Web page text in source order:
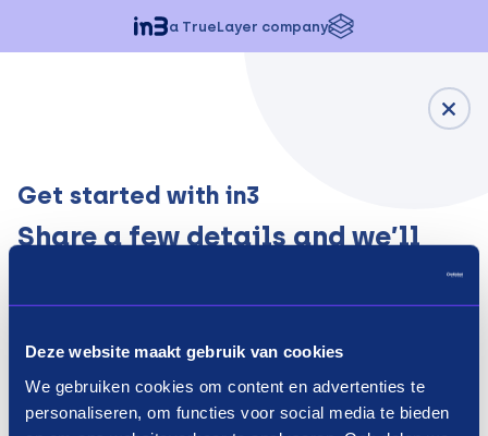
Deze website maakt gebruik van cookies
We gebruiken cookies om content en advertenties te
personaliseren, om functies voor social media te bieden
a TrueLayer company
Get started with in3
Share a few details and we’ll
2